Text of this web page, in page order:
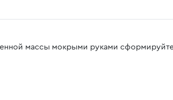
массы мокрыми руками